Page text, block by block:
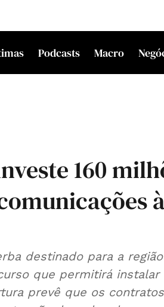
Podcasts Macro
160
destinado para a
que permitirá
prevê que os